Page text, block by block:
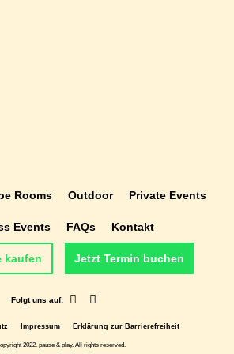
Rooms Outdoor Private Events
Events FAQs Kontakt
kaufen Jetzt Termin buchen
Folgt uns auf:
Impressum Erklärung zur Barrierefreiheit
2022. pause & play. All rights reserved.